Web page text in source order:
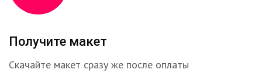
Получите макет
Скачайте макет сразу же после оплаты